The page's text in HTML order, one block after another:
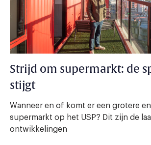
Strijd om supermarkt: de
stijgt
Wanneer en of komt er een grotere
supermarkt op het USP? Dit zijn de
ontwikkelingen